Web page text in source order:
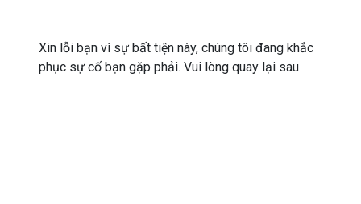
Xin lỗi bạn vì sự bất tiện này, chúng tôi đang khắc
phục sự cố bạn gặp phải. Vui lòng quay lại sau